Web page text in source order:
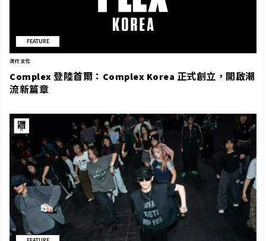
FEATURE
流行文化
Complex 登陸首爾：Complex Korea 正式創立，開啟潮
流新篇章